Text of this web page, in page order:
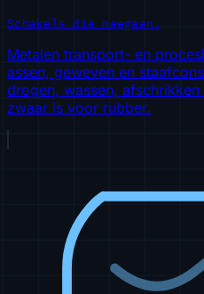
Schakels die meegaan.
Metalen transport- en
assen, geweven en
drogen, wassen,
zwaar is voor rubber.